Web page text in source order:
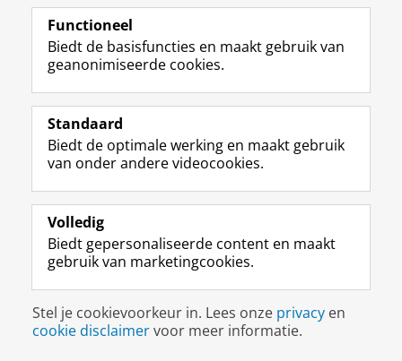
Volg de RUG
F
a
c
e
b
o
k
a
i
n
a
R
i
j
L
i
k
e
I
n
p
g
i
n
a
R
i
R
S
-
f
e
d
i
k
s
n
i
v
I
n
t
a
r
-
c
c
u
n
t
Y
o
T
u
e
a
a
a
R
i
Studiekiezers
Maatschappij/bedrijven
Alumni
Over ons
Disclaimer & Copyright Privacy
Cookies
Inloggen
Functioneel
Biedt de basisfuncties en maakt gebruik van
geanonimiseerde cookies.
Standaard
Biedt de optimale werking en maakt gebruik
van onder andere videocookies.
Volledig
Biedt gepersonaliseerde content en maakt
gebruik van marketingcookies.
Stel je cookievoorkeur in. Lees onze privacy en
cookie disclaimervoor meer informatie.